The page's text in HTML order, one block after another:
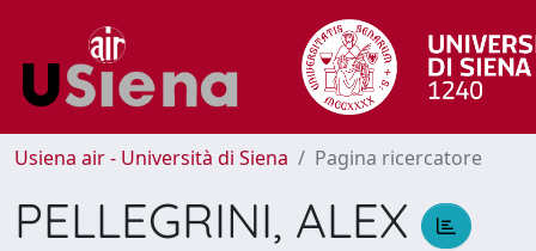
Usiena air - Università di Siena Pagina ricercatore
PELLEGRINI, ALEX